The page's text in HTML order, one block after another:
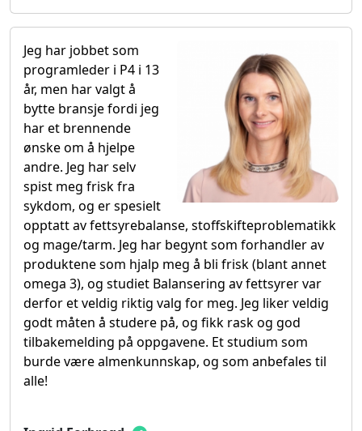
Jeg har jobbet som
programleder i P4 i 13
år, men har valgt å
bytte bransje fordi jeg
har et brennende
ønske om å hjelpe
andre. Jeg har selv
spist meg frisk fra
sykdom, og er spesielt
opptatt av fettsyrebalanse, stoffskifteproblematikk
og mage/tarm. Jeg har begynt som forhandler av
produktene som hjalp meg å bli frisk (blant annet
omega 3), og studiet Balansering av fettsyrer var
derfor et veldig riktig valg for meg. Jeg liker veldig
godt måten å studere på, og fikk rask og god
tilbakemelding på oppgavene. Et studium som
burde være almenkunnskap, og som anbefales til
alle!